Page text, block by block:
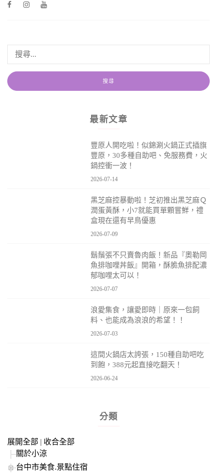
最新文章
豐原人開吃啦！似錦涮火鍋正式插旗
豐原，30多種自助吧、免服務費，火
鍋控衝一波！
2026-07-14
黑芝麻控暴動啦！芝初推出黑芝麻Ｑ
潤蛋黃酥，小7就能買單顆嘗鮮，禮
盒現在還有早鳥優惠
2026-07-09
鬍鬚張不只賣魯肉飯！新品『奧勒岡
魚排咖哩丼飯』開箱，酥脆魚排配濃
郁咖哩太可以！
2026-07-07
浪愛集食，讓愛即時｜原來一包飼
料、也能成為浪浪的希望！！
2026-07-03
這間火鍋店太誇張，150種自助吧吃
到飽，388元起直接吃翻天！
2026-06-24
分類
展開全部 | 收合全部
關於小涼
台中市美食.景點住宿